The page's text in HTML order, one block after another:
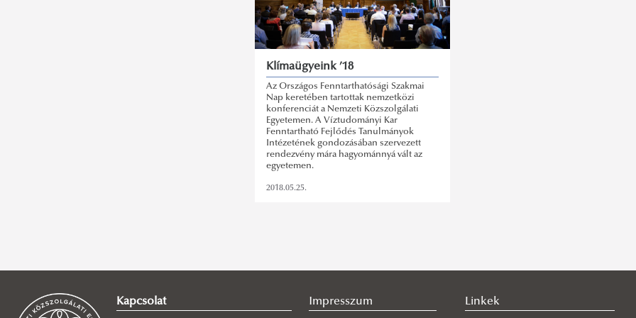
Klímaügyeink ’18
Az Országos Fenntarthatósági Szakmai
Nap keretében tartottak nemzetközi
konferenciát a Nemzeti Közszolgálati
Egyetemen. A Víztudományi Kar
Fenntartható Fejlődés Tanulmányok
Intézetének gondozásában szervezett
rendezvény mára hagyománnyá vált az
egyetemen.
2018.05.25.
Kapcsolat Impresszum Linkek